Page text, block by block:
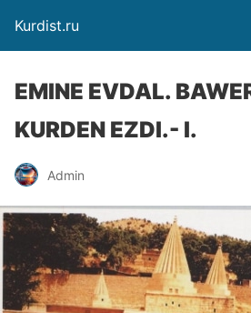
Kurdist.ru
EMINE EVDAL.
KURDEN EZDI.- I.
Admin